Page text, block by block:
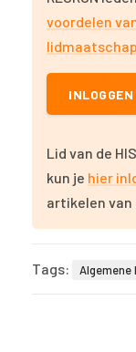
voordelen van
lidmaatschap
Lid van de
kun je hier
artikelen van
Tags: Algemene